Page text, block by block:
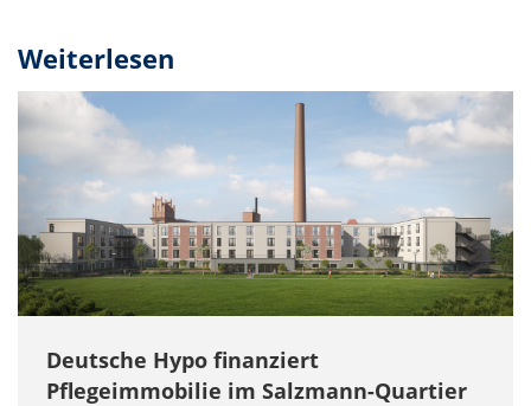
Weiterlesen
Deutsche Hypo finanziert
Pflegeimmobilie im Salzmann-Quartier